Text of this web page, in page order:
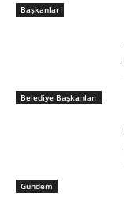
Başkanlar
Belediye Başkanları
Gündem